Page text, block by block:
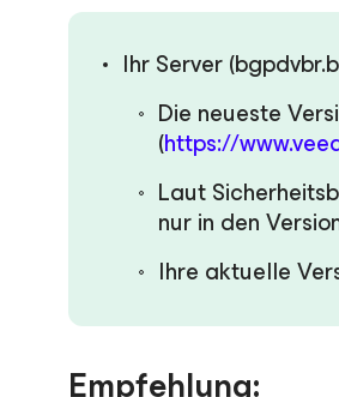
Ihr Server
Die neueste
(https://
Laut
nur in den
Ihre aktuelle
Empfehlung: